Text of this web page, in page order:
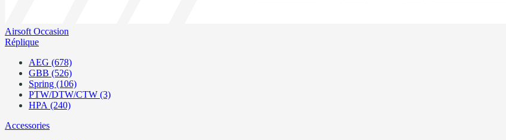
Airsoft Occasion
Réplique
AEG (678)
GBB (526)
Spring (106)
PTW/DTW/CTW (3)
HPA (240)
Accessories